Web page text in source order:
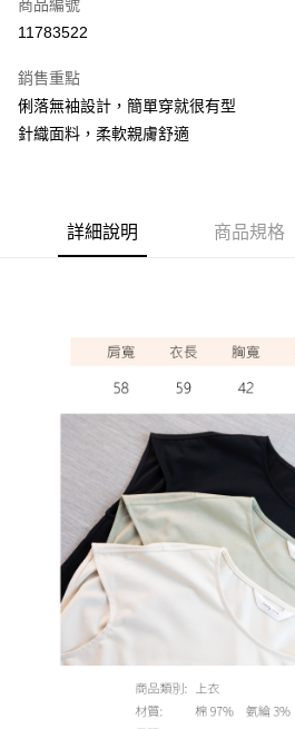
超商取貨付款
Apple Pay
悠遊付
運送方式
7-11取貨付款
每筆NT$80，滿NT$1,000(含以上)免運費
商品編號
11783522
銷售重點
俐落無袖設計，簡單穿就很有型
針織面料，柔軟親膚舒適
詳細說明 商品規格